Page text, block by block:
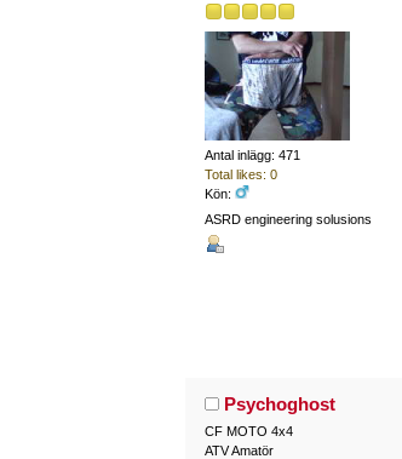
Antal inlägg: 471
Total likes: 0
Kön:
ASRD engineering solusions
Psychoghost
CF MOTO 4x4
ATV Amatör